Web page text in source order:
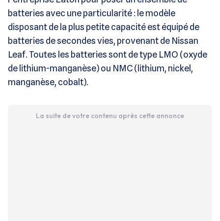
batteries avec une particularité : le modèle
disposant de la plus petite capacité est équipé de
batteries de secondes vies, provenant de Nissan
Leaf. Toutes les batteries sont de type LMO (oxyde
de lithium-manganèse) ou NMC (lithium, nickel,
manganèse, cobalt).
La suite de votre contenu après cette annonce